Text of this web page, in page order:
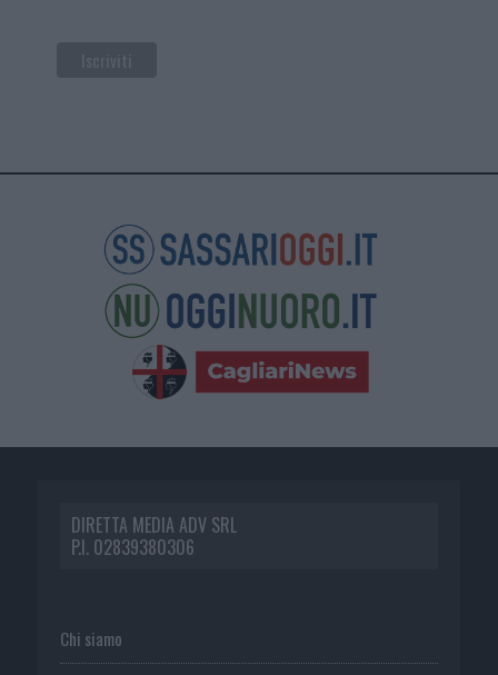
DIRETTA MEDIA ADV SRL
P.I. 02839380306
Chi siamo